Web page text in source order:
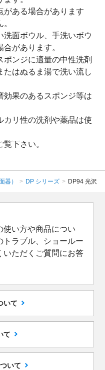
がある場合があります
洗面ボウル、手洗いボウ
があります。
ポンジに適量の中性洗剤
たはぬるま湯で洗い流し
効果のあるスポンジ等は
カリ性の洗剤や薬品は使
覧下さい。
器） > DP シリーズ > DP94 光沢
使い方や商品につい
トラブル、ショールー
いただくご質問にお答
いて
て
いて